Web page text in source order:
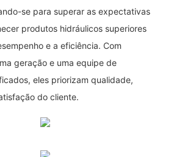
se para superar as expectativas
produtos hidráulicos superiores
e a eficiência. Com
geração e uma equipe de
eles priorizam qualidade,
do cliente.